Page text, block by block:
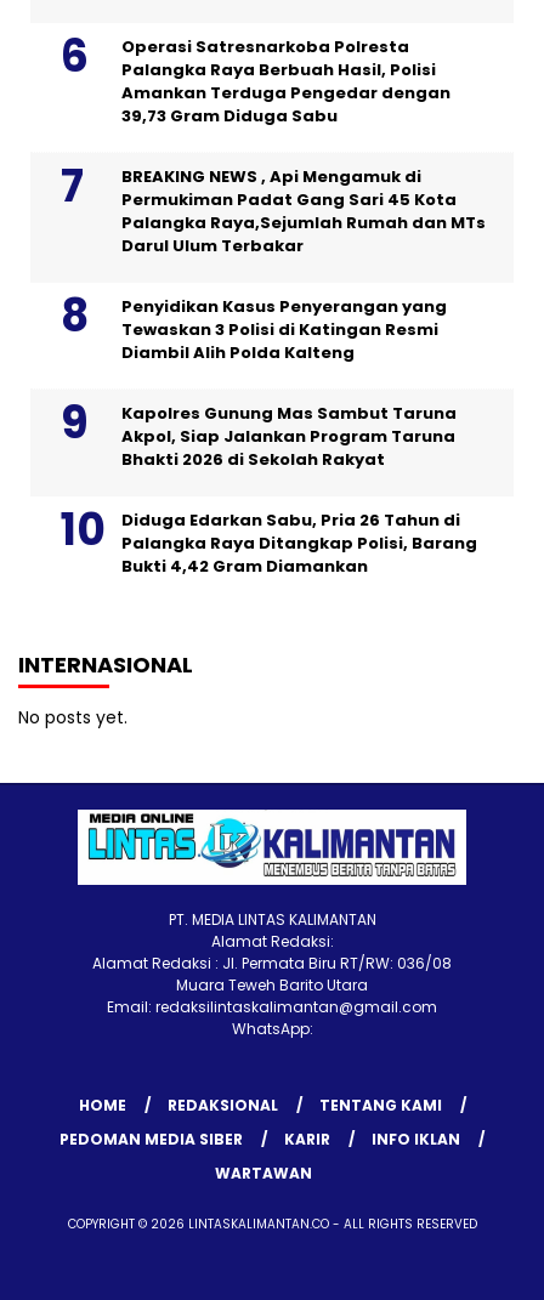
Operasi Satresnarkoba Polresta
Palangka Raya Berbuah Hasil, Polisi
Amankan Terduga Pengedar dengan
39,73 Gram Diduga Sabu
BREAKING NEWS , Api Mengamuk di
Permukiman Padat Gang Sari 45 Kota
Palangka Raya,Sejumlah Rumah dan MTs
Darul Ulum Terbakar
Penyidikan Kasus Penyerangan yang
Tewaskan 3 Polisi di Katingan Resmi
Diambil Alih Polda Kalteng
Kapolres Gunung Mas Sambut Taruna
Akpol, Siap Jalankan Program Taruna
Bhakti 2026 di Sekolah Rakyat
Diduga Edarkan Sabu, Pria 26 Tahun di
Palangka Raya Ditangkap Polisi, Barang
Bukti 4,42 Gram Diamankan
INTERNASIONAL
No posts yet.
PT. MEDIA LINTAS KALIMANTAN
Alamat Redaksi:
Alamat Redaksi : Jl. Permata Biru RT/RW: 036/08
Muara Teweh Barito Utara
Email: redaksilintaskalimantan@gmail.com
WhatsApp:
HOME REDAKSIONAL
TENTANG KAMI
PEDOMAN MEDIA SIBER
KARIR
INFO IKLAN
WARTAWAN
COPYRIGHT © 2026 LINTASKALIMANTAN.CO - ALL RIGHTS RESERVED